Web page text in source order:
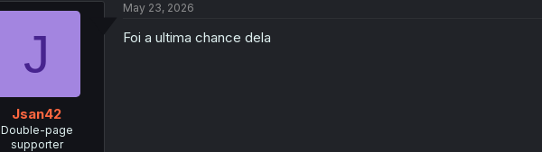
n
J
Jsan42
Double-page
supporter
May 23, 2026
Foi a ultima chance dela